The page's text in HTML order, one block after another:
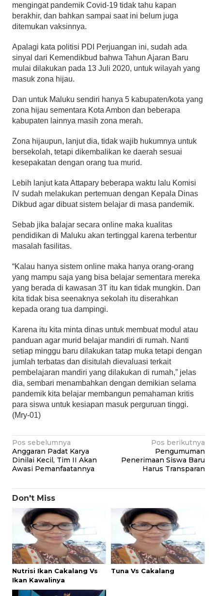
mengingat pandemik Covid-19 tidak tahu kapan
berakhir, dan bahkan sampai saat ini belum juga
ditemukan vaksinnya.
Apalagi kata politisi PDI Perjuangan ini, sudah ada
sinyal dari Kemendikbud bahwa Tahun Ajaran Baru
mulai dilakukan pada 13 Juli 2020, untuk wilayah yang
masuk zona hijau.
Dan untuk Maluku sendiri hanya 5 kabupaten/kota yang
zona hijau sementara Kota Ambon dan beberapa
kabupaten lainnya masih zona merah.
Zona hijaupun, lanjut dia, tidak wajib hukumnya untuk
bersekolah, tetapi dikembalikan ke daerah sesuai
kesepakatan dengan orang tua murid.
Lebih lanjut kata Attapary beberapa waktu lalu Komisi
IV sudah melakukan pertemuan dengan Kepala Dinas
Dikbud agar dibuat sistem belajar di masa pandemik.
Sebab jika balajar secara online maka kualitas
pendidikan di Maluku akan tertinggal karena terbentur
masalah fasilitas.
“Kalau hanya sistem online maka hanya orang-orang
yang mampu saja yang bisa belajar sementara mereka
yang berada di kawasan 3T itu kan tidak mungkin. Dan
kita tidak bisa seenaknya sekolah itu diserahkan
kepada orang tua dampingi.
Karena itu kita minta dinas untuk membuat modul atau
panduan agar murid belajar mandiri di rumah. Nanti
setiap minggu baru dilakukan tatap muka tetapi dengan
jumlah terbatas dan disitulah dievaluasi terkait
pembelajaran mandiri yang dilakukan di rumah,” jelas
dia, sembari menambahkan dengan demikian selama
pandemik kita belajar membangun pemahaman kritis
para siswa untuk kesiapan masuk perguruan tinggi.
(Mry-01)
Navigasi
pos
Pos sebelumnya
Anggaran Padat Karya
Dinilai Kecil, Tim II Akan
Awasi Pemanfaatannya
Pos berikutnya
Pengumuman
Penerimaan Siswa Baru
Harus Transparan
Don't Miss
Nutrisi Ikan Cakalang Vs
Ikan Kawalinya
Tuna Vs Cakalang